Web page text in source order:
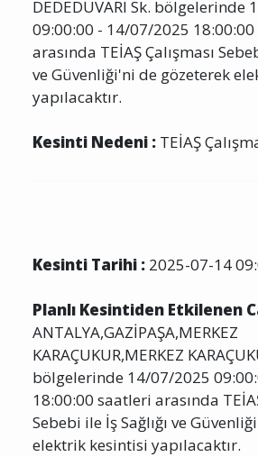
DEDEDUVARI Sk. bölgelerinde
09:00:00 - 14/07/2025
arasında TEİAŞ Çalışması
ve Güvenliği'ni de gözeterek
yapılacaktır.
Kesinti Nedeni : TEİAŞ
Kesinti Tarihi : 2025-07-14
Planlı Kesintiden Etkilenen
ANTALYA,GAZİPAŞA,MERKEZ
KARAÇUKUR,MERKEZ
bölgelerinde 14/07/2025
18:00:00 saatleri arasında
Sebebi ile İş Sağlığı ve
elektrik kesintisi yapılacaktır.